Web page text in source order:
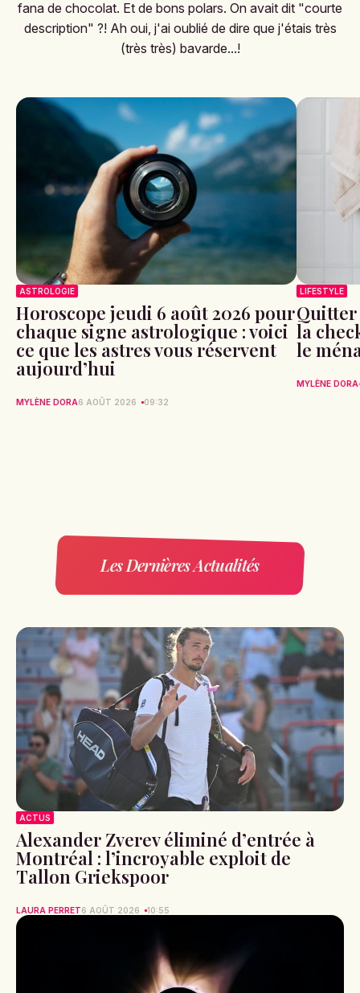
fana de chocolat. Et de bons polars. On avait dit "courte
description" ?! Ah oui, j'ai oublié de dire que j'étais très
(très très) bavarde...!
ASTROLOGIE
Horoscope jeudi 6 août 2026 pour
chaque signe astrologique : voici
ce que les astres vous réservent
aujourd’hui
MYLÈNE DORA6 AOÛT 2026 09:32
LIFESTYLE
Quitter
la
le
MYLÈNE DORA
Les Dernières Actualités
ACTUS
Alexander Zverev éliminé d’entrée à
Montréal : l’incroyable exploit de
Tallon Griekspoor
LAURA PERRET6 AOÛT 2026 10:55